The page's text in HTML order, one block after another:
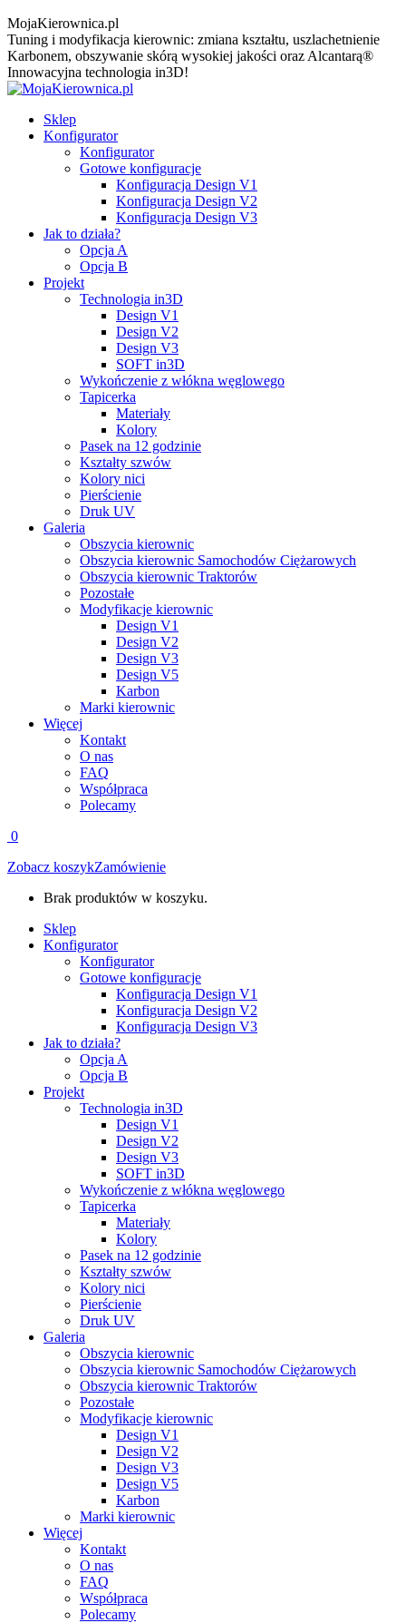
MojaKierownica.pl
Tuning i modyfikacja kierownic: zmiana kształtu, uszlachetnienie
Karbonem, obszywanie skórą wysokiej jakości oraz Alcantarą®
Innowacyjna technologia in3D!
Sklep
Konfigurator
Konfigurator
Gotowe konfiguracje
Konfiguracja Design V1
Konfiguracja Design V2
Konfiguracja Design V3
Jak to działa?
Opcja A
Opcja B
Projekt
Technologia in3D
Design V1
Design V2
Design V3
SOFT in3D
Wykończenie z włókna węglowego
Tapicerka
Materiały
Kolory
Pasek na 12 godzinie
Kształty szwów
Kolory nici
Pierścienie
Druk UV
Galeria
Obszycia kierownic
Obszycia kierownic Samochodów Ciężarowych
Obszycia kierownic Traktorów
Pozostałe
Modyfikacje kierownic
Design V1
Design V2
Design V3
Design V5
Karbon
Marki kierownic
Więcej
Kontakt
O nas
FAQ
Współpraca
Polecamy
0
Zobacz koszykZamówienie
Brak produktów w koszyku.
Sklep
Konfigurator
Konfigurator
Gotowe konfiguracje
Konfiguracja Design V1
Konfiguracja Design V2
Konfiguracja Design V3
Jak to działa?
Opcja A
Opcja B
Projekt
Technologia in3D
Design V1
Design V2
Design V3
SOFT in3D
Wykończenie z włókna węglowego
Tapicerka
Materiały
Kolory
Pasek na 12 godzinie
Kształty szwów
Kolory nici
Pierścienie
Druk UV
Galeria
Obszycia kierownic
Obszycia kierownic Samochodów Ciężarowych
Obszycia kierownic Traktorów
Pozostałe
Modyfikacje kierownic
Design V1
Design V2
Design V3
Design V5
Karbon
Marki kierownic
Więcej
Kontakt
O nas
FAQ
Współpraca
Polecamy